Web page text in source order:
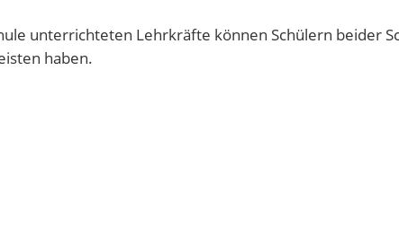
unterrichteten Lehrkräfte können Schülern beider
haben.